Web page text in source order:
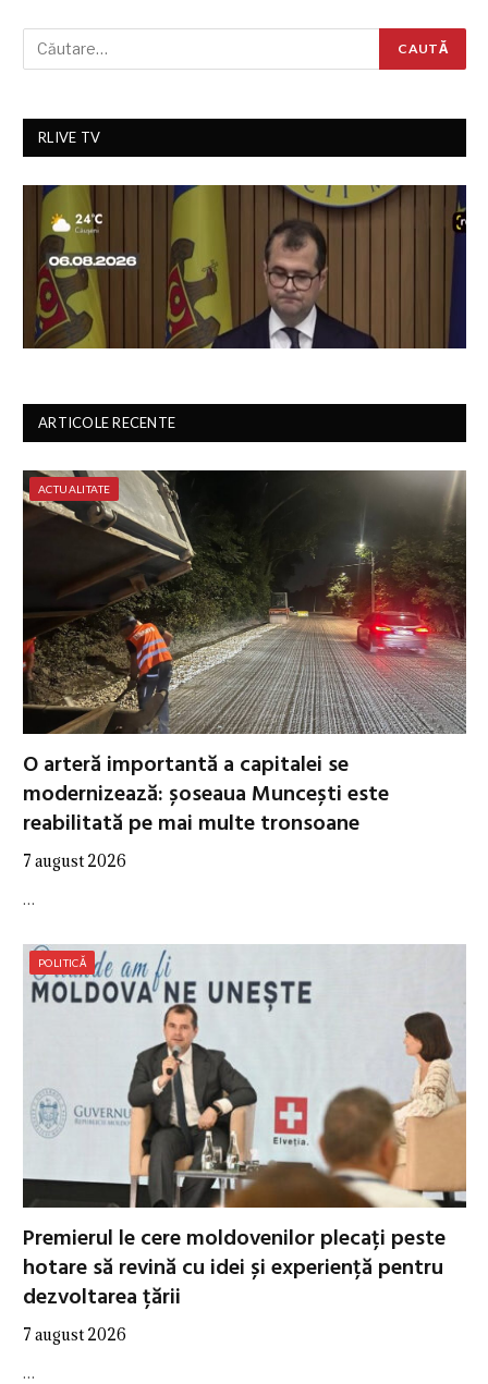
RLIVE TV
ARTICOLE RECENTE
ACTUALITATE
O arteră importantă a capitalei se
modernizează: șoseaua Muncești este
reabilitată pe mai multe tronsoane
7 august 2026
…
POLITICĂ
Premierul le cere moldovenilor plecați peste
hotare să revină cu idei și experiență pentru
dezvoltarea țării
7 august 2026
…